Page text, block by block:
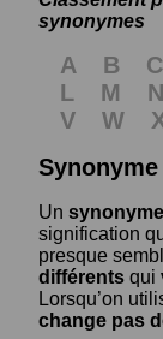
synonymes
A B C
L
M N
V
W
Un synonyme
signification
presque
différents qui
Lorsqu’on
change pas